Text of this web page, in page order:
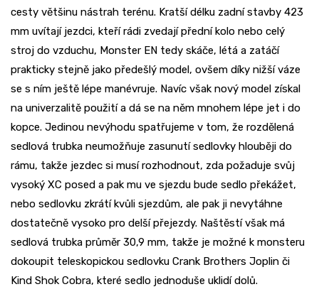
cesty většinu nástrah terénu. Kratší délku zadní stavby 423
mm uvítají jezdci, kteří rádi zvedají přední kolo nebo celý
stroj do vzduchu, Monster EN tedy skáče, létá a zatáčí
prakticky stejně jako předešlý model, ovšem díky nižší váze
se s ním ještě lépe manévruje. Navíc však nový model získal
na univerzalitě použití a dá se na něm mnohem lépe jet i do
kopce. Jedinou nevýhodu spatřujeme v tom, že rozdělená
sedlová trubka neumožňuje zasunutí sedlovky hlouběji do
rámu, takže jezdec si musí rozhodnout, zda požaduje svůj
vysoký XC posed a pak mu ve sjezdu bude sedlo překážet,
nebo sedlovku zkrátí kvůli sjezdům, ale pak ji nevytáhne
dostatečně vysoko pro delší přejezdy. Naštěstí však má
sedlová trubka průměr 30,9 mm, takže je možné k monsteru
dokoupit teleskopickou sedlovku Crank Brothers Joplin či
Kind Shok Cobra, které sedlo jednoduše uklidí dolů.